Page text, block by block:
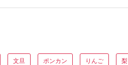
文旦 ポンカン りんご 梨